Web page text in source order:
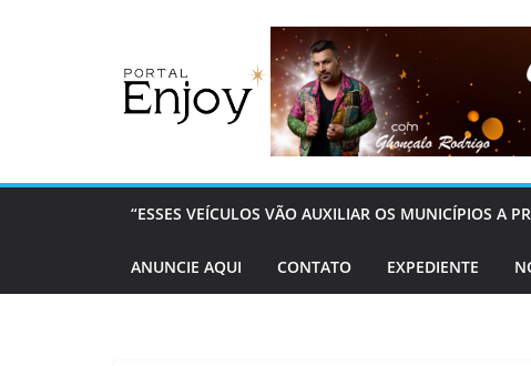
“ESSES VEÍCULOS VÃO AUXILIAR OS MUNICÍPIOS A
ANUNCIE AQUI CONTATO EXPEDIENTE